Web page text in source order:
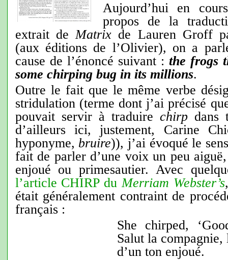
Aujourd’hui en
propos de la
extrait deMatrix de Lauren Groff
(aux éditions de l’Olivier), on a
cause de l’énoncé suivant : the frogs
some chirping bug in its millions.
Outre le fait que le même verbe
stridulation (terme dont j’ai précisé
pouvait servir à traduire chirpdans
d’ailleurs ici, justement, Carine
hyponyme, bruire)), j’ai évoqué le
fait de parler d’une voix un peu
enjoué ou primesautier. Avec
l’article CHIRP duMerriam Webster’s
était généralement contraint de
français :
She chirped,
Salut la
d’un ton enjoué.